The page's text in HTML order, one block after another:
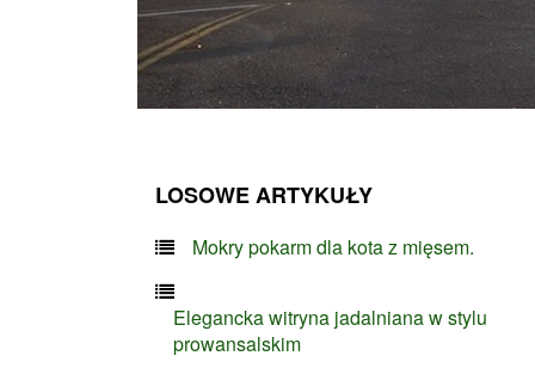
LOSOWE ARTYKUŁY
Mokry pokarm dla kota z mięsem.
Elegancka witryna jadalniana w stylu
prowansalskim